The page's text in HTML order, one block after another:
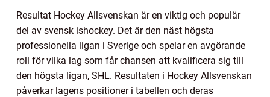
Resultat Hockey Allsvenskan är en viktig och populär
del av svensk ishockey. Det är den näst högsta
professionella ligan i Sverige och spelar en avgörande
roll för vilka lag som får chansen att kvalificera sig till
den högsta ligan, SHL. Resultaten i Hockey Allsvenskan
påverkar lagens positioner i tabellen och deras